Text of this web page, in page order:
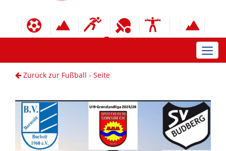
Zurück zur Fußball - Seite